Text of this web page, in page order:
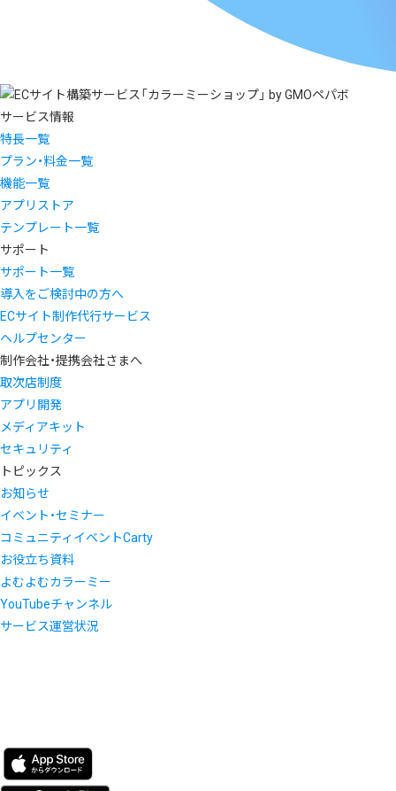
サービス情報
特長一覧
プラン・料金一覧
機能一覧
アプリストア
テンプレート一覧
サポート
サポート一覧
導入をご検討中の方へ
ECサイト制作代行サービス
ヘルプセンター
制作会社・提携会社さまへ
取次店制度
アプリ開発
メディアキット
セキュリティ
トピックス
お知らせ
イベント・セミナー
コミュニティイベントCarty
お役立ち資料
よむよむカラーミー
YouTubeチャンネル
サービス運営状況